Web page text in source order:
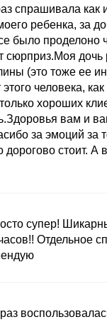
спрашивала
ребенка, за
было проделоно
сюрприз.Моя
(это тоже ее
этого человека,
хороших
вам и
за эмоций за
дорогово стоит.
супер!
Отдельное